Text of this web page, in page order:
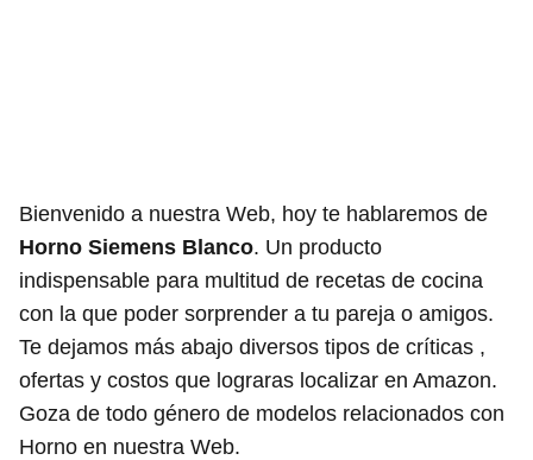
Bienvenido a nuestra Web, hoy te hablaremos de
Horno Siemens Blanco. Un producto
indispensable para multitud de recetas de cocina
con la que poder sorprender a tu pareja o amigos.
Te dejamos más abajo diversos tipos de críticas ,
ofertas y costos que lograras localizar en Amazon.
Goza de todo género de modelos relacionados con
Horno en nuestra Web.